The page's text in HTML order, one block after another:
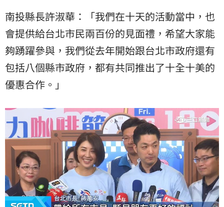
南投縣長許淑華：「我們在十天的活動當中，也
會提供給台北市民兩百份的見面禮，希望大家能
夠踴躍參與，我們從去年開始跟台北市政府還有
包括八個縣市政府，都有共同推出了十全十美的
優惠合作。」